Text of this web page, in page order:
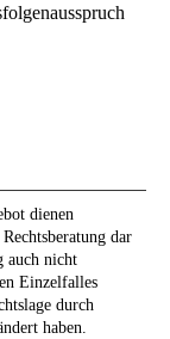
dienen
dar
auch nicht
Einzelfalles
durch
haben.